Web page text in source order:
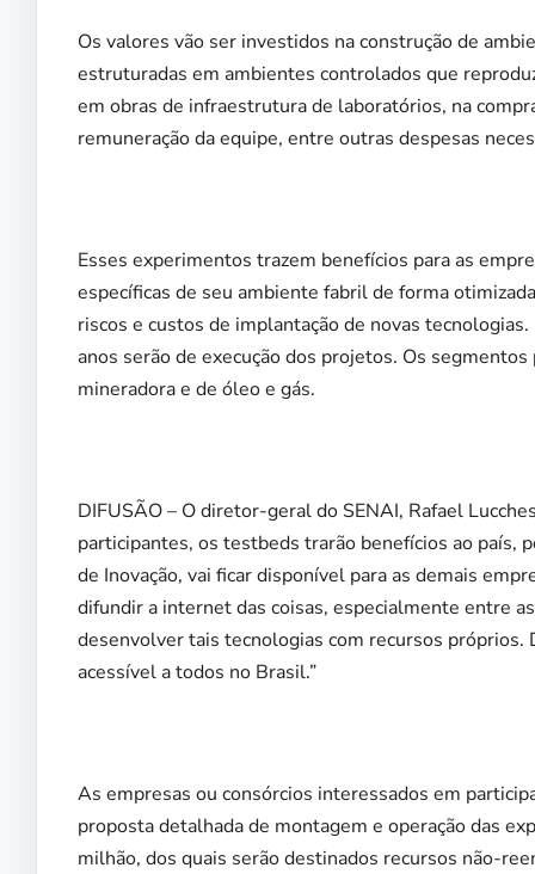
Os valores vão ser investidos na construção de
estruturadas em ambientes controlados que
em obras de infraestrutura de laboratórios, na
remuneração da equipe, entre outras despesas
Esses experimentos trazem benefícios para as
específicas de seu ambiente fabril de forma
riscos e custos de implantação de novas
anos serão de execução dos projetos. Os
mineradora e de óleo e gás.
DIFUSÃO – O diretor-geral do SENAI, Rafael
participantes, os testbeds trarão benefícios ao país,
de Inovação, vai ficar disponível para as demais
difundir a internet das coisas, especialmente entre
desenvolver tais tecnologias com recursos próprios.
acessível a todos no Brasil.”
As empresas ou consórcios interessados em
proposta detalhada de montagem e operação das
milhão, dos quais serão destinados recursos não-